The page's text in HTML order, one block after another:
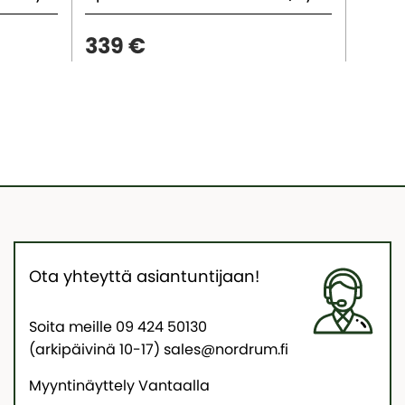
339 €
Ota yhteyttä asiantuntijaan!
Soita meille 09 424 50130
(arkipäivinä 10-17) sales@nordrum.fi
Myyntinäyttely Vantaalla